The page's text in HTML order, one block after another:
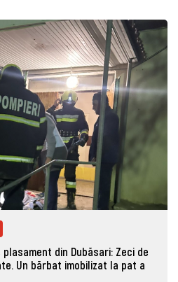
din Dubăsari: Zeci de
Un bărbat imobilizat la pat a